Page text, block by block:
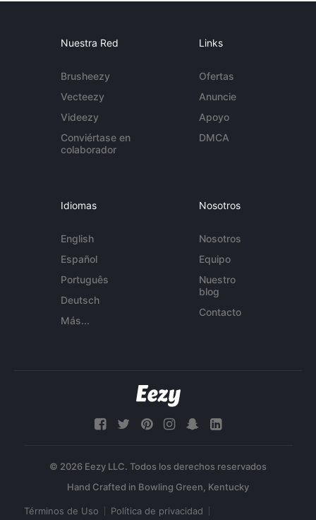
Nuestra Red
Brusheezy
Vecteezy
Videezy
Conviértase en
colaborador
Links
Ofertas
Anuncie
Apoyo
DMCA
Idiomas
English
Español
Português
Deutsch
Más...
Nosotros
Nosotros
Equipo
Nuestro
blog
Contacto
© 2026 Eezy LLC. Todos los derechos reservados
Términos de Uso Política de privacidad